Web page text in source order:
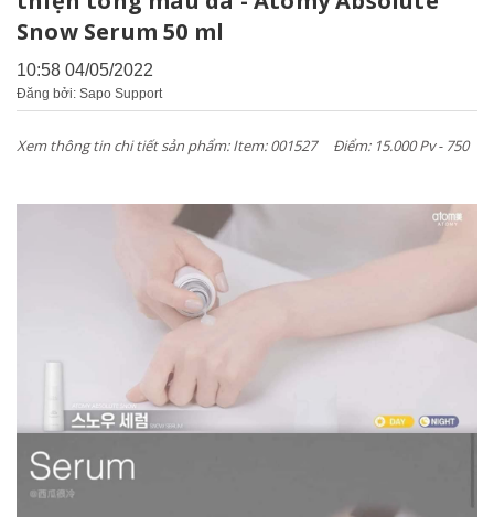
Snow Serum 50 ml
10:58 04/05/2022
Đăng bởi: Sapo Support
Xem thông tin chi tiết sản phẩm: Item: 001527 Điểm: 15.000 Pv - 750